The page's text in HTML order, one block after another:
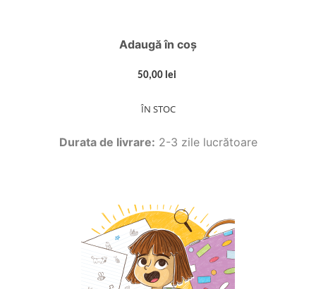
Adaugă în coș
50,00 lei
ÎN STOC
Durata de livrare: 2-3 zile lucrătoare